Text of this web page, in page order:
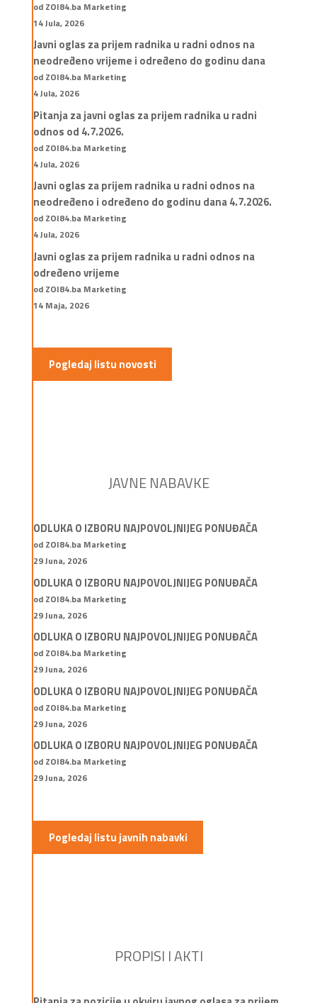
od ZOI84.ba Marketing
14 Jula, 2026
Javni oglas za prijem radnika u radni odnos na
neodređeno vrijeme i određeno do godinu dana
od ZOI84.ba Marketing
4 Jula, 2026
Pitanja za javni oglas za prijem radnika u radni
odnos od 4.7.2026.
od ZOI84.ba Marketing
4 Jula, 2026
Javni oglas za prijem radnika u radni odnos na
neodređeno i određeno do godinu dana 4.7.2026.
od ZOI84.ba Marketing
4 Jula, 2026
Javni oglas za prijem radnika u radni odnos na
određeno vrijeme
od ZOI84.ba Marketing
14 Maja, 2026
Pogledaj listu novosti
JAVNE NABAVKE
ODLUKA O IZBORU NAJPOVOLJNIJEG PONUĐAČA
od ZOI84.ba Marketing
29 Juna, 2026
ODLUKA O IZBORU NAJPOVOLJNIJEG PONUĐAČA
od ZOI84.ba Marketing
29 Juna, 2026
ODLUKA O IZBORU NAJPOVOLJNIJEG PONUĐAČA
od ZOI84.ba Marketing
29 Juna, 2026
ODLUKA O IZBORU NAJPOVOLJNIJEG PONUĐAČA
od ZOI84.ba Marketing
29 Juna, 2026
ODLUKA O IZBORU NAJPOVOLJNIJEG PONUĐAČA
od ZOI84.ba Marketing
29 Juna, 2026
Pogledaj listu javnih nabavki
PROPISI I AKTI